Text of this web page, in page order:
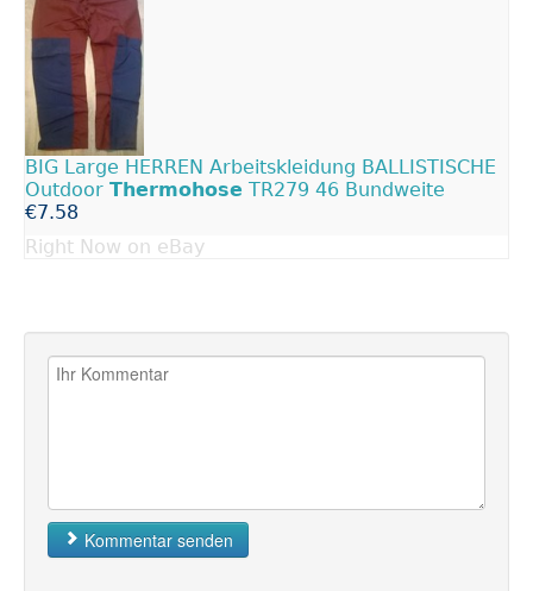
BIG Large HERREN Arbeitskleidung BALLISTISCHE
Outdoor Thermohose TR279 46 Bundweite
€7.58
Right Now on eBay
Kommentar senden